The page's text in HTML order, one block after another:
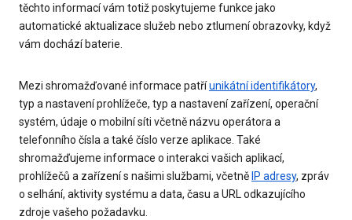
těchto informací vám totiž poskytujeme funkce jako
automatické aktualizace služeb nebo ztlumení obrazovky, když
vám dochází baterie.
Mezi shromažďované informace patříunikátní identifikátory,
typ a nastavení prohlížeče, typ a nastavení zařízení, operační
systém, údaje o mobilní síti včetně názvu operátora a
telefonního čísla a také číslo verze aplikace. Také
shromažďujeme informace o interakci vašich aplikací,
prohlížečů a zařízení s našimi službami, včetně IP adresy, zpráv
o selhání, aktivity systému a data, času a URL odkazujícího
zdroje vašeho požadavku.